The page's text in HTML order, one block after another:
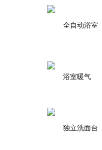
全自动浴室
浴室暖气
独立洗面台